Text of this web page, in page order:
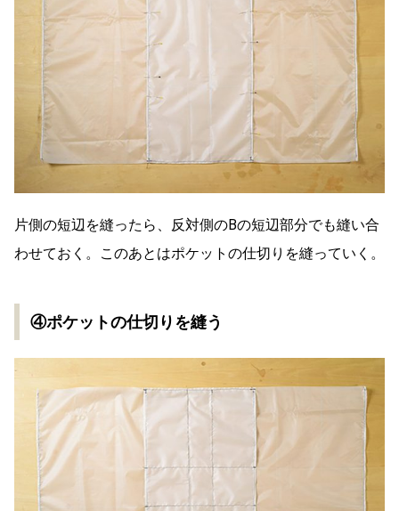
片側の短辺を縫ったら、反対側のBの短辺部分でも縫い合
わせておく。このあとはポケットの仕切りを縫っていく。
④ポケットの仕切りを縫う